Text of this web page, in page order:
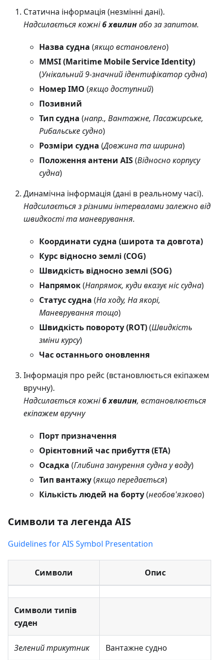
Статична інформація (незмінні дані).
Надсилається кожні6 хвилинабо за запитом.
Назва судна (якщо встановлено)
MMSI (Maritime Mobile Service Identity)
(Унікальний 9-значний ідентифікатор судна)
Номер IMO (якщо доступний)
Позивний
Тип судна (напр., Вантажне, Пасажирське,
Рибальське судно)
Розміри судна (Довжина та ширина)
Положення антени AIS(Відносно корпусу
судна)
Динамічна інформація (дані в реальному часі).
Надсилається з різними інтервалами залежно від
швидкості та маневрування.
Координати судна (широта та довгота)
Курс відносно землі (COG)
Швидкість відносно землі (SOG)
Напрямок(Напрямок, куди вказує ніс судна)
Статус судна (На ходу, На якорі,
Маневрування тощо)
Швидкість повороту (ROT)(Швидкість
зміни курсу)
Час останнього оновлення
Інформація про рейс (встановлюється екіпажем
вручну).
Надсилається кожні6 хвилин, встановлюється
екіпажем вручну
Порт призначення
Орієнтовний час прибуття (ETA)
Осадка (Глибина занурення судна у воду)
Тип вантажу(якщо передається)
Кількість людей на борту(необов'язково)
Символи та легенда AIS
Guidelines for AIS Symbol Presentation
Символи Опис
Символи типів
суден
Зелений трикутник Вантажне судно